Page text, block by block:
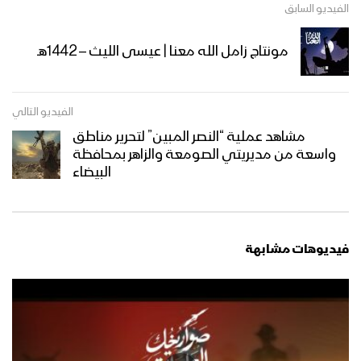
الجوف – رسائل المجاهدين المرابطين في
جبهة المرازيق بمناسبة شهر رمضان المبارك
ميادين الجهاد – حلقة خاصة من جبهة جيزان
من الصمود 1444هـ
زامل لك حياتي وموتي | عيسى الليث –
1444هـ
الفيديو السابق
مونتاج زامل الله معنا | عيسى الليث – 1442هـ
الفيديو التالي
مشاهد عملية “النصر المبين” لتحرير مناطق
واسعة من مديريتي الصومعة والزاهر بمحافظة
البيضاء
فيديوهات مشابهة